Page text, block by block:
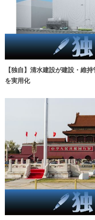
【独自】清水建設が建設・維
を実用化